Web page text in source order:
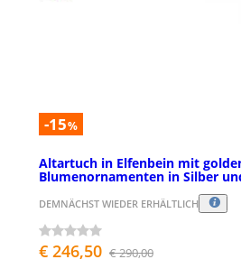
-15%
Altartuch in Elfenbein mit
Blumenornamenten in Silber
DEMNÄCHST WIEDER ERHÄLTLICH
€ 246,50 € 290,00